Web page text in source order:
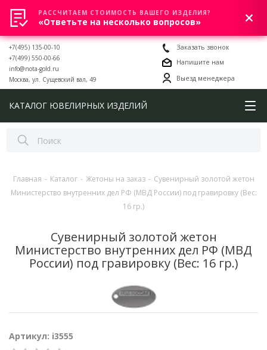
0
+7(495) 135-00-10
+7(499) 550-00-66
info@nota-gold.ru
Москва, ул. Сущевский вал, 49
Заказать звонок
Напишите нам
Выезд менеджера
КАТАЛОГ ЮВЕЛИРНЫХ ИЗДЕЛИЙ
Главная - Каталог - Жетоны на заказ - Сувенирный золотой жетон
Министерство внутренних дел РФ (МВД России) под гравировку (Вес:
16 гр.)
Сувенирный золотой жетон
Министерство внутренних дел РФ (МВД
России) под гравировку (Вес: 16 гр.)
Артикул: i3555
РАССЧИТАЕМ СТОИМОСТЬ ВАШЕГО ИЗДЕЛИЯ?
«Ответьте на несколько вопросов»